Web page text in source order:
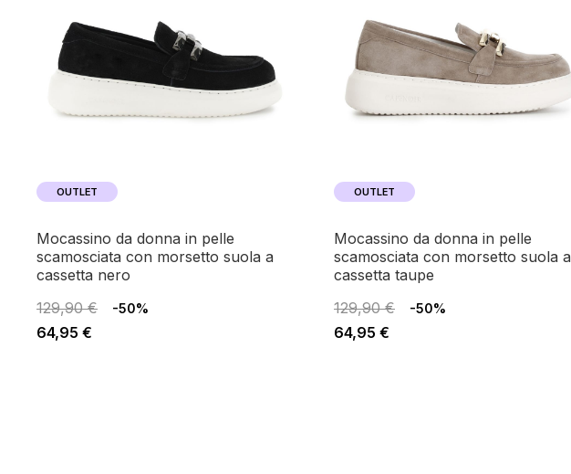
OUTLET
mocassino da donna in pelle
scamosciata con morsetto suola a
cassetta nero
129,90 €
-50%
64,95 €
OUTLET
mocassino da donna in pelle
scamosciata con morsetto suola a
cassetta taupe
129,90 €
-50%
64,95 €